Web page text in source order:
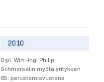
2010
Dipl. Wirt.-Ing. Philip
Schmersalin myötä yrityksen
65. perustamisvuotena